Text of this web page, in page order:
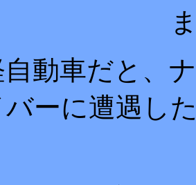
動車だと、
バーに遭遇し